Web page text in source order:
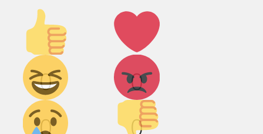
Палец
вверх!
0
Лайк!
0
Дикий
смех!
0
Агрессия!
0
Грусть :(
Палец
вниз!